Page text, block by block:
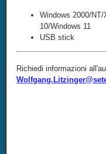
Windows 2000/
10/Windows 11
USB stick
Richiedi informazioni